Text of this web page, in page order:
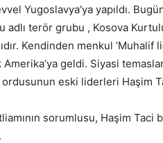
Yugoslavya’ya yapıldı.
terör grubu , Kosova
Kendinden menkul ‘Muhalif
geldi. Siyasi
ordusunun eski liderleri Haşim
sorumlusu, Haşim Taci